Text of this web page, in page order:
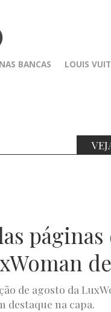
BANCAS LOUIS
de agosto da
destaque na capa.